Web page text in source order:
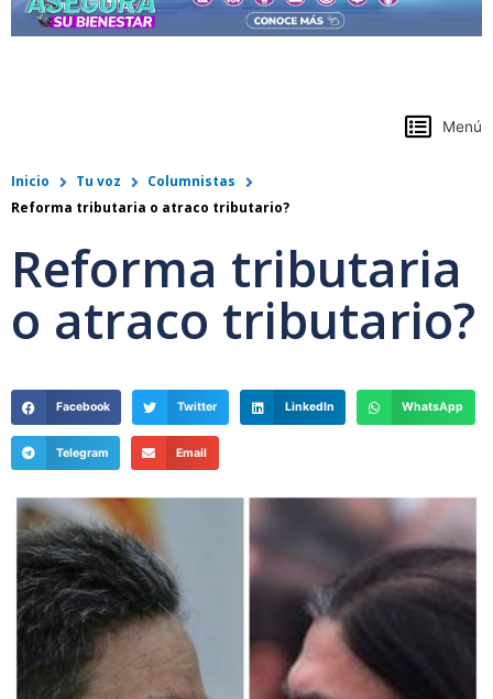
Menú
Inicio Tu voz
Columnistas
Reforma tributaria o atraco tributario?
Reforma tributaria
o atraco tributario?
Facebook Twitter LinkedIn WhatsApp
Telegram Email